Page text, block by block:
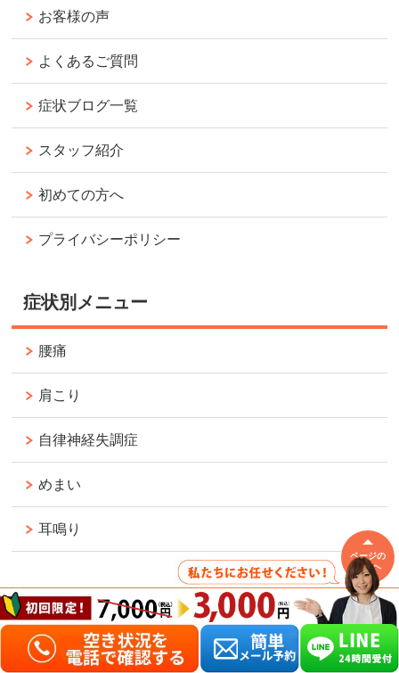
お客様の声
よくあるご質問
症状ブログ一覧
スタッフ紹介
初めての方へ
プライバシーポリシー
症状別メニュー
腰痛
肩こり
自律神経失調症
めまい
耳鳴り
猫背
骨盤矯正／産後の骨盤矯正
ページの
先頭へ